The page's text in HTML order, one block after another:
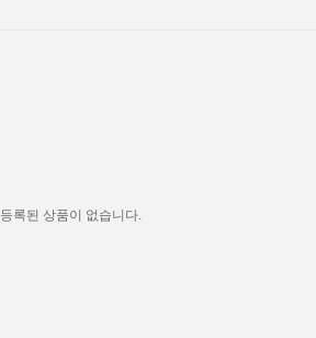
등록된 상품이 없습니다.